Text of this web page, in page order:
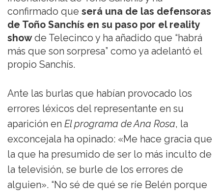
confirmado que será una de las defensoras
de Toño Sanchís en su paso por el reality
showde Telecinco y ha añadido que “habrá
más que son sorpresa” como ya adelantó el
propio Sanchís.
Ante las burlas que habían provocado los
errores léxicos del representante en su
aparición en El programa de Ana Rosa, la
exconcejala ha opinado: «Me hace gracia que
la que ha presumido de ser lo más inculto de
la televisión, se burle de los errores de
alguien». “No sé de qué se ríe Belén porque